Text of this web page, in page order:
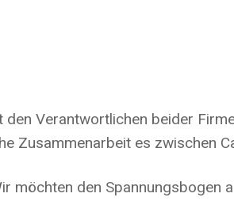
Verantwortlichen beider
Zusammenarbeit es zwischen
möchten den Spannungsbogen